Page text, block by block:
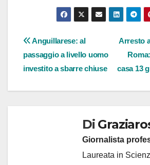
Navigazione
articoli
Arresto
casa 13
Anguillarese: al
passaggio a livello uomo
investito a sbarre chiuse
Di
Giornalista
Laureata in